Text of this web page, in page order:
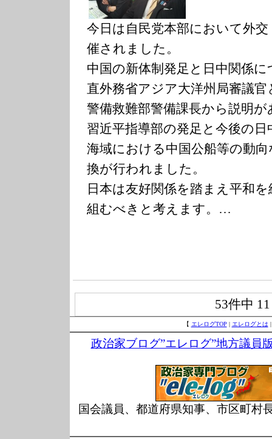
今日は自民党本部において外
催されました。
中国の新体制発足と日中関係
直外務省アジア大洋州局審議
警備救難部警備課長から説明
習近平指導部の発足と今後の
海域における中国公船等の動
換が行われました。
日本は友好関係を踏まえ平和
組むべきと考えます。…
53件中
【 エレログTOP | エレログとは
政治家ブログ”エレログ”地方議員
国会議員、都道府県知事、市区町村